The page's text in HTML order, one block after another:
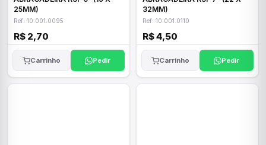
25MM)
Ref: 10.001.0095
R$ 2,70
Carrinho Pedir
32MM)
Ref: 10.001.0110
R$ 4,50
Carrinho Pedir